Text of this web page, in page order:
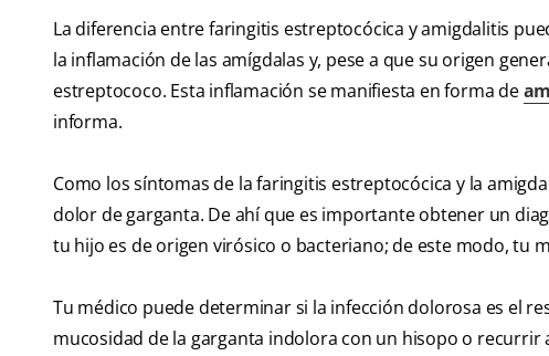
La diferencia entre faringitis estreptocócica y amigdalitis
la inflamación de las amígdalas y, pese a que su origen
estreptococo. Esta inflamación se manifiesta en forma de
informa.
Como los síntomas de la faringitis estreptocócica y la
dolor de garganta. De ahí que es importante obtener un
tu hijo es de origen virósico o bacteriano; de este modo, tu
Tu médico puede determinar si la infección dolorosa es el
mucosidad de la garganta indolora con un hisopo o